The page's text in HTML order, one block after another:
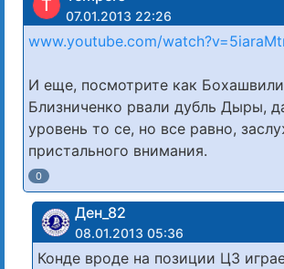
T
07.01.2013 22:26
www.youtube.com/
И еще, посмотрите как
Близниченко рвали дубль Дыры,
уровень то се, но все равно,
пристального внимания.
0
Ден_82
08.01.2013 05:36
Конде вроде на позиции ЦЗ